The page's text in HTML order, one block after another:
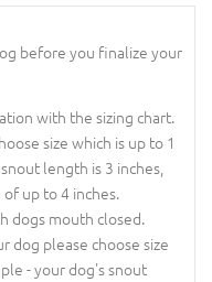
before you finalize your
with the sizing chart.
size which is up to 1
length is 3 inches,
up to 4 inches.
dogs mouth closed.
dog please choose size
- your dog's snout